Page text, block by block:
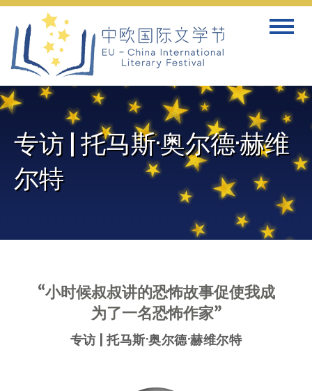
Skip
content
Toggle
专访 | 托马斯·奥尔德·赫维
尔特
“小时候叔叔讲的恐怖故事促使我成
为了一名恐怖作家”
专访 |托马斯·奥尔德·赫维尔特